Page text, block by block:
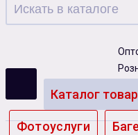
Каталог
Фотоуслуги